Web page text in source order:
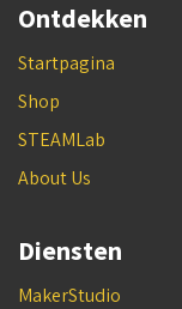
Ontdekken
Startpagina
Shop
STEAMLab
About Us
Diensten
MakerStudio